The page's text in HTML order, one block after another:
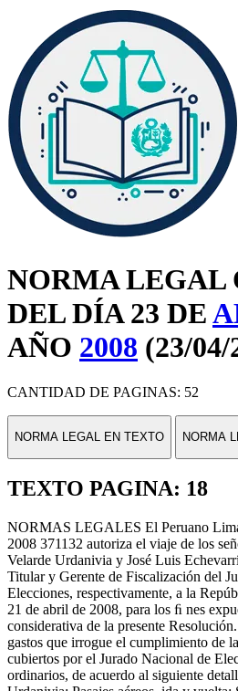
NORMA LEGAL
DEL DÍA 23 DE
AÑO 2008 (23/04/
CANTIDAD DE PAGINAS: 52
NORMA LEGAL EN TEXTO NORMA
TEXTO PAGINA: 18
NORMAS LEGALES El Peruano
2008 371132 autoriza el viaje de los
Velarde Urdanivia y José Luis
Titular y Gerente de Fiscalización del
Elecciones, respectivamente, a la
21 de abril de 2008, para los ﬁ nes
considerativa de la presente
gastos que irrogue el cumplimiento de
cubiertos por el Jurado Nacional de
ordinarios, de acuerdo al siguiente